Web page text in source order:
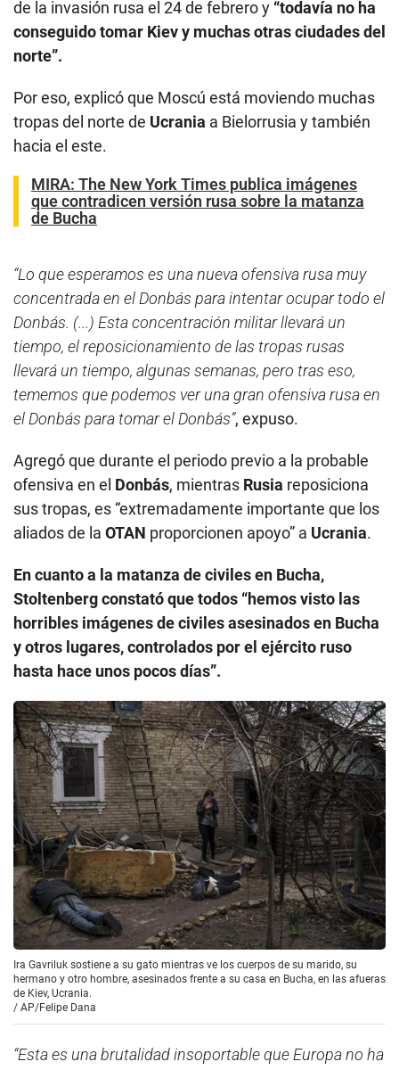
de la invasión rusa el 24 de febrero y “todavía no ha
conseguido tomar Kiev y muchas otras ciudades del
norte”.
Por eso, explicó que Moscú está moviendo muchas
tropas del norte de Ucrania a Bielorrusia y también
hacia el este.
MIRA: The New York Times publica imágenes
que contradicen versión rusa sobre la matanza
de Bucha
“Lo que esperamos es una nueva ofensiva rusa muy
concentrada en el Donbás para intentar ocupar todo el
Donbás. (...) Esta concentración militar llevará un
tiempo, el reposicionamiento de las tropas rusas
llevará un tiempo, algunas semanas, pero tras eso,
tememos que podemos ver una gran ofensiva rusa en
el Donbás para tomar el Donbás”, expuso.
Agregó que durante el periodo previo a la probable
ofensiva en el Donbás, mientras Rusia reposiciona
sus tropas, es “extremadamente importante que los
aliados de la OTAN proporcionen apoyo” a Ucrania.
En cuanto a la matanza de civiles en Bucha,
Stoltenberg constató que todos “hemos visto las
horribles imágenes de civiles asesinados en Bucha
y otros lugares, controlados por el ejército ruso
hasta hace unos pocos días”.
Ira Gavriluk sostiene a su gato mientras ve los cuerpos de su marido, su
hermano y otro hombre, asesinados frente a su casa en Bucha, en las afueras
de Kiev, Ucrania.
/ AP/Felipe Dana
“Esta es una brutalidad insoportable que Europa no ha